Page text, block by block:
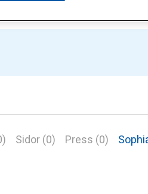
Sidor (0) Press (0)